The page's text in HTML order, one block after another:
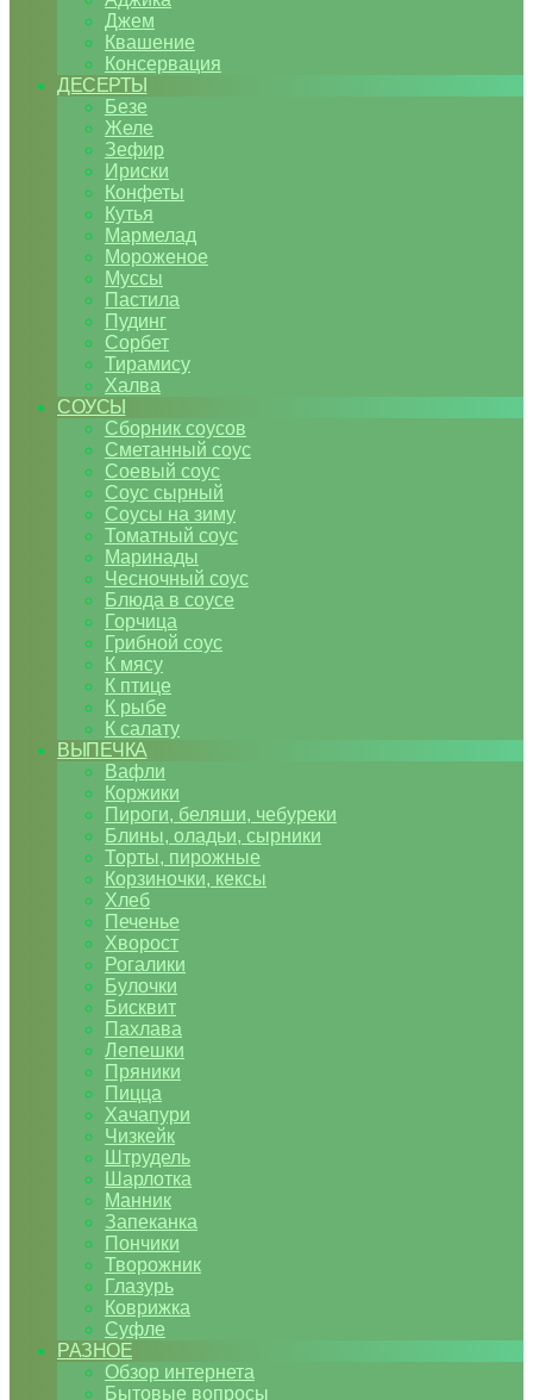
Джем
Квашение
Консервация
ДЕСЕРТЫ
Безе
Желе
Зефир
Ириски
Конфеты
Кутья
Мармелад
Мороженое
Муссы
Пастила
Пудинг
Сорбет
Тирамису
Халва
СОУСЫ
Сборник соусов
Сметанный соус
Соевый соус
Соус сырный
Соусы на зиму
Томатный соус
Маринады
Чесночный соус
Блюда в соусе
Горчица
Грибной соус
К мясу
К птице
К рыбе
К салату
ВЫПЕЧКА
Вафли
Коржики
Пироги, беляши, чебуреки
Блины, оладьи, сырники
Торты, пирожные
Корзиночки, кексы
Хлеб
Печенье
Хворост
Рогалики
Булочки
Бисквит
Пахлава
Лепешки
Пряники
Пицца
Хачапури
Чизкейк
Штрудель
Шарлотка
Манник
Запеканка
Пончики
Творожник
Глазурь
Коврижка
Суфле
РАЗНОЕ
Обзор интернета
Бытовые вопросы